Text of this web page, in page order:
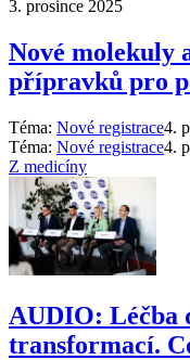
3. prosince 2025
Nové molekuly
přípravků pro
Téma: Nové registrace4.
Téma: Nové registrace4.
Z medicíny
AUDIO: Léčba
transformací.